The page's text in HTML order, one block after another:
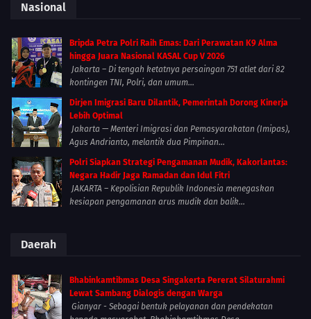
Nasional
Bripda Petra Polri Raih Emas: Dari Perawatan K9 Alma
hingga Juara Nasional KASAL Cup V 2026
Jakarta – Di tengah ketatnya persaingan 751 atlet dari 82
kontingen TNI, Polri, dan umum...
Dirjen Imigrasi Baru Dilantik, Pemerintah Dorong Kinerja
Lebih Optimal
Jakarta — Menteri Imigrasi dan Pemasyarakatan (Imipas),
Agus Andrianto, melantik dua Pimpinan...
Polri Siapkan Strategi Pengamanan Mudik, Kakorlantas:
Negara Hadir Jaga Ramadan dan Idul Fitri
JAKARTA – Kepolisian Republik Indonesia menegaskan
kesiapan pengamanan arus mudik dan balik...
Daerah
Bhabinkamtibmas Desa Singakerta Pererat Silaturahmi
Lewat Sambang Dialogis dengan Warga
Gianyar - Sebagai bentuk pelayanan dan pendekatan